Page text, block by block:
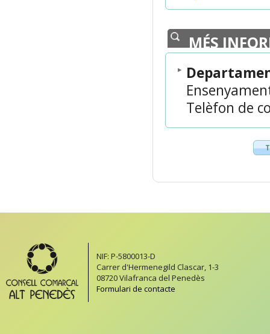
MÉS
Telèfon de
NIF: P-5800013-D
Carrer d'Hermenegild Clascar, 1-3
08720 Vilafranca del Penedès
Formulari de contacte